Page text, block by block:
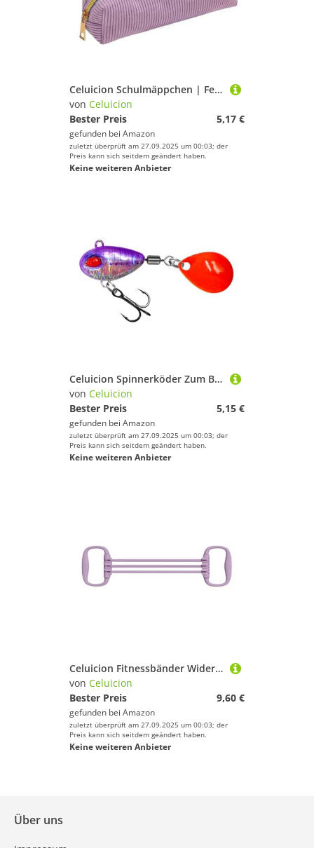
Celuicion Schulmäppchen | Federmäppchen für Schule | Einfarbig Cordstoff Schultasche Großes Fassungsvermögen Für Stifte Radiergummi Lineal Mädchen
von Celuicion
Bester Preis
5,17 €
gefunden bei Amazon
zuletzt überprüft am 27.09.2025 um 00:03; der
Preis kann sich seitdem geändert haben.
Keine weiteren Anbieter
Celuicion Spinnerköder Zum Barschangeln,Süßwasser-Angelköder mit Haken | Angelzubehör Für Süßwasserangeln An Ufern, Flüssen, Und Boot Bei Outdoor Aktivitäten
von Celuicion
Bester Preis
5,15 €
gefunden bei Amazon
zuletzt überprüft am 27.09.2025 um 00:03; der
Preis kann sich seitdem geändert haben.
Keine weiteren Anbieter
Celuicion Fitnessbänder Widerstand,Elastische Bänder für Rückentraining - 6 Stufen Muskel Training Dehnung Ausrüstung Für Gym Yoga Beine Brust Arme Schultern Rücken
von Celuicion
Bester Preis
9,60 €
gefunden bei Amazon
zuletzt überprüft am 27.09.2025 um 00:03; der
Preis kann sich seitdem geändert haben.
Keine weiteren Anbieter
Über uns